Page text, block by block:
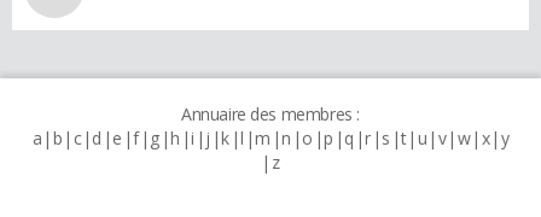
Annuaire des membres :
a b c d e f g h i j k l m n o p q r s t u v w x y
z